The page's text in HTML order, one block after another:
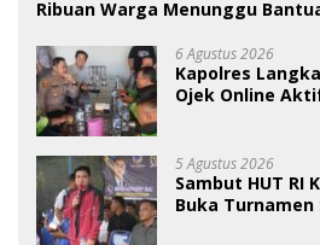
Ribuan Warga Menunggu
6 Agustus 2026
Kapolres
Ojek Online
5 Agustus 2026
Sambut HUT RI
Buka Turnamen